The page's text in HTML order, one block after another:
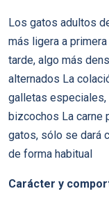
Los gatos adultos
más ligera a
tarde, algo más
alternados La
galletas especiales,
bizcochos La carne
gatos, sólo se dará
de forma habitual
Carácter y